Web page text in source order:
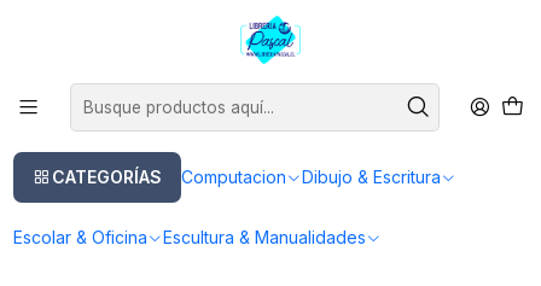
CATEGORÍAS Computacion Dibujo & Escritura
Escolar & Oficina Escultura & Manualidades
Este es el texto del slide
Canson Graduate Pad Croquis - Distintas Medidas